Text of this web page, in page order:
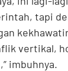
tapi
vertikal,
imbuhnya.